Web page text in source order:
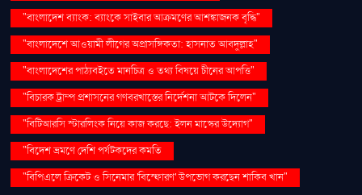
"বাংলাদেশ ব্যাংক: ব্যাংকে সাইবার আক্রমণের আশঙ্কাজনক বৃদ্ধি"
"বাংলাদেশে আওয়ামী লীগের অপ্রাসঙ্গিকতা: হাসনাত আবদুল্লাহ"
"বাংলাদেশের পাঠ্যবইতে মানচিত্র ও তথ্য বিষয়ে চীনের আপত্তি"
"বিচারক ট্রাম্প প্রশাসনের গণবরখাস্তের নির্দেশনা আটকে দিলেন"
"বিটিআরসি স্টারলিংক নিয়ে কাজ করছে: ইলন মাস্কের উদ্যোগ"
"বিদেশ ভ্রমণে দেশি পর্যটকদের কমতি
"বিপিএলে ক্রিকেট ও সিনেমার 'বিস্ফোরণ' উপভোগ করছেন শাকিব খান"